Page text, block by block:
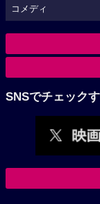
コメディ
SNSでチェック